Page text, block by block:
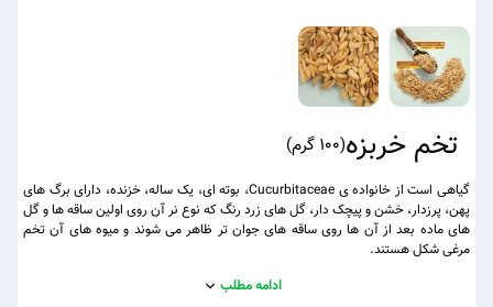
تخم خربزه(100 گرم )
گیاهی است از خانواده ی Cucurbitaceae، بوته ای، یک ساله، خزنده، دارای برگ های
پهن، پرزدار، خشن و پیچک دار، گل های زرد رنگ که نوع نر آن روی اولین ساقه ها و گل
های ماده بعد از آن ها روی ساقه های جوان تر ظاهر می شوند و میوه های آن تخم
مرغی شکل هستند.
ادامه مطلب